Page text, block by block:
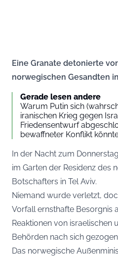
Eine Granate detonierte
norwegischen Gesandten
Gerade lesen andere
Warum Putin sich
iranischen Krieg gegen
Friedensentwurf
bewaffneter Konflikt
In der Nacht zum
im Garten der Residenz des
Botschafters in Tel Aviv.
Niemand wurde verletzt,
Vorfall ernsthafte Besorgnis
Reaktionen von israelischen
Behörden nach sich
Das norwegische